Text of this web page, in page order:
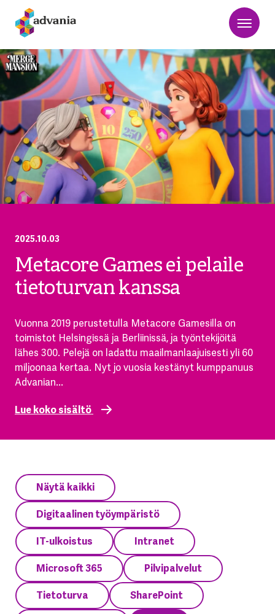
2025.10.03
Metacore Games ei pelaile
tietoturvan kanssa
Vuonna 2019 perustetulla Metacore Gamesilla on
toimistot Helsingissä ja Berliinissä, ja työntekijöitä
lähes 300. Pelejä on ladattu maailmanlaajuisesti yli 60
miljoonaa kertaa. Nyt jo vuosia kestänyt kumppanuus
Advanian...
Lue koko sisältö
Näytä kaikki
Digitaalinen työympäristö
IT-ulkoistus Intranet
Microsoft 365 Pilvipalvelut
Tietoturva SharePoint